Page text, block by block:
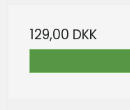
129,00 DKK